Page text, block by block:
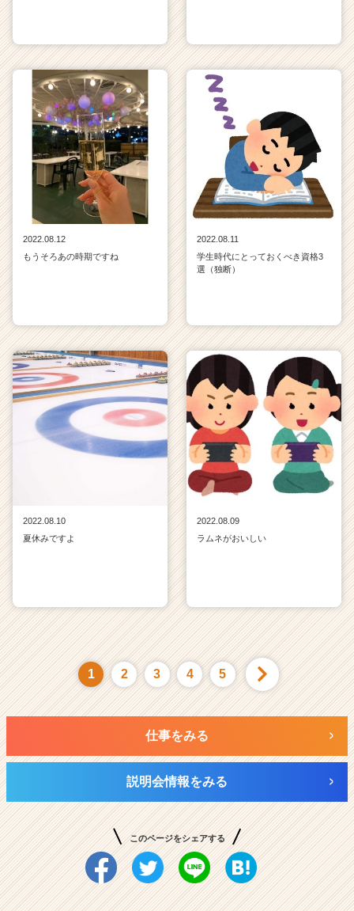
2022.08.12
もうそろあの時期ですね
2022.08.11
学生時代にとっておくべき資格3
選（独断）
2022.08.10
夏休みですよ
2022.08.09
ラムネがおいしい
1 2 3 4 5
仕事をみる
説明会情報をみる
このページをシェアする